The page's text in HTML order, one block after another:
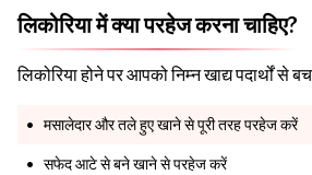
लिकोरिया में क्या परहेज करना चाहिए?
लिकोरिया होने पर आपको निम्न खाद्य पदार्थों से
मसालेदार और तले हुए खाने से पूरी तरह परहेज करें
सफेद आटे से बने खाने से परहेज करें